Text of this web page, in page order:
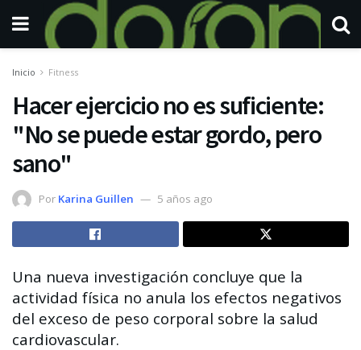
Inicio Fitness
Hacer ejercicio no es suficiente:
"No se puede estar gordo, pero
sano"
Por Karina Guillen 5 años ago
Una nueva investigación concluye que la
actividad física no anula los efectos negativos
del exceso de peso corporal sobre la salud
cardiovascular.